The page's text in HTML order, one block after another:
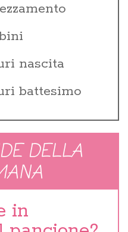
nascita
battesimo
DELLA
in